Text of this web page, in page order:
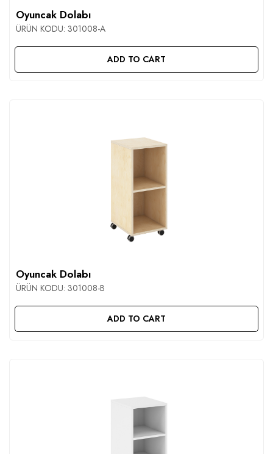
Oyuncak Dolabı
ÜRÜN KODU: 301008-A
ADD TO CART
Oyuncak Dolabı
ÜRÜN KODU: 301008-B
ADD TO CART